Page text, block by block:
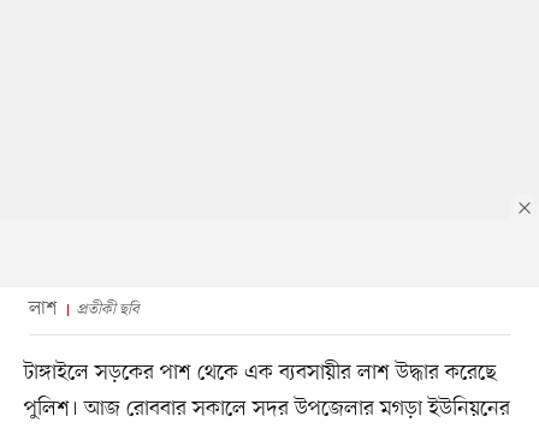
লাশ প্রতীকী ছবি
টাঙ্গাইলে সড়কের পাশ থেকে এক ব্যবসায়ীর লাশ উদ্ধার করেছে
পুলিশ। আজ রোববার সকালে সদর উপজেলার মগড়া ইউনিয়নের